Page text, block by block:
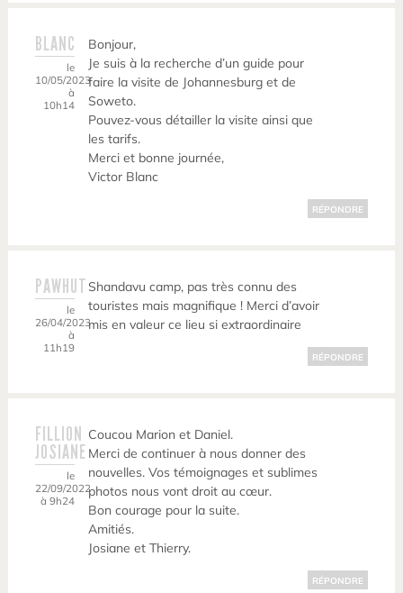
BLANC
le
10/05/2023
à
10h14
Bonjour,
Je suis à la recherche d’un guide pour
faire la visite de Johannesburg et de
Soweto.
Pouvez-vous détailler la visite ainsi que
les tarifs.
Merci et bonne journée,
Victor Blanc
RÉPONDRE
PAWHUT
le
26/04/2023
à
11h19
Shandavu camp, pas très connu des
touristes mais magnifique ! Merci d’avoir
mis en valeur ce lieu si extraordinaire
RÉPONDRE
FILLION
JOSIANE
le
22/09/2022
à 9h24
Coucou Marion et Daniel.
Merci de continuer à nous donner des
nouvelles. Vos témoignages et sublimes
photos nous vont droit au cœur.
Bon courage pour la suite.
Amitiés.
Josiane et Thierry.
RÉPONDRE